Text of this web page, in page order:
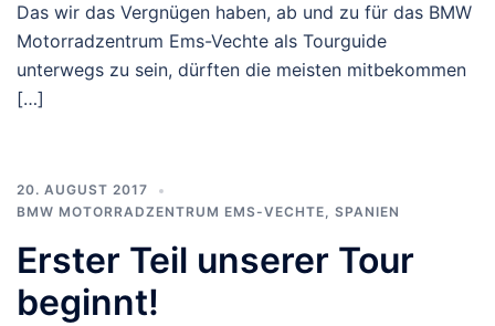
Das wir das Vergnügen haben, ab und zu für das BMW
Motorradzentrum Ems-Vechte als Tourguide
unterwegs zu sein, dürften die meisten mitbekommen
[…]
20. AUGUST 2017
BMW MOTORRADZENTRUM EMS-VECHTE, SPANIEN
Erster Teil unserer Tour
beginnt!